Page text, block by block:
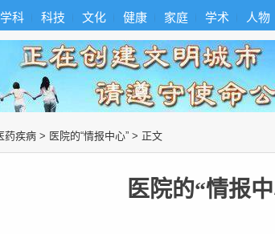
学科 科技 文化 健康 家庭 学术 人物
药疾病 > 医院的“情报中心” > 正文
医院的“情报